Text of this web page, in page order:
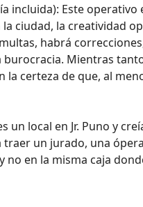
incluida): Este
ciudad, la creatividad
habrá
burocracia. Mientras
la certeza de que, al
un local en Jr. Puno y
traer un jurado, una
no en la misma caja